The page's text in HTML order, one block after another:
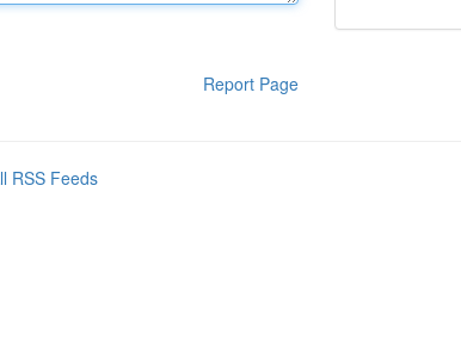
Report Page
RSS Feeds